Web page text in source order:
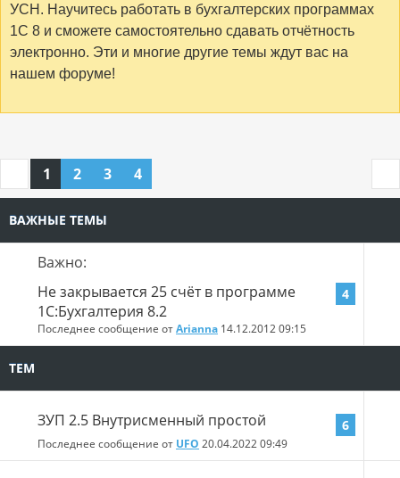
УСН. Научитесь работать в бухгалтерских программах
1С 8 и сможете самостоятельно сдавать отчётность
электронно. Эти и многие другие темы ждут вас на
нашем форуме!
1 2 3 4
ВАЖНЫЕ ТЕМЫ
Важно:
Не закрывается 25 счёт в программе
1С:Бухгалтерия 8.2
Последнее сообщение отArianna 14.12.201209:15
4
ТЕМ
ЗУП 2.5 Внутрисменный простой
Последнее сообщение от UFO 20.04.202209:49
6